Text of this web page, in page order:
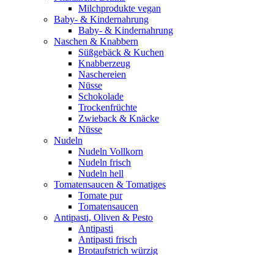
Milchprodukte vegan
Baby- & Kindernahrung
Baby- & Kindernahrung
Naschen & Knabbern
Süßgebäck & Kuchen
Knabberzeug
Naschereien
Nüsse
Schokolade
Trockenfrüchte
Zwieback & Knäcke
Nüsse
Nudeln
Nudeln Vollkorn
Nudeln frisch
Nudeln hell
Tomatensaucen & Tomatiges
Tomate pur
Tomatensaucen
Antipasti, Oliven & Pesto
Antipasti
Antipasti frisch
Brotaufstrich würzig